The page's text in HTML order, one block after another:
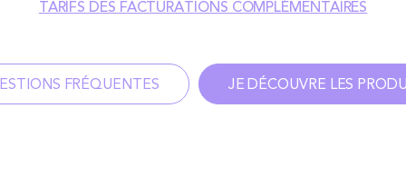
TARIFS DES FACTURATIONS COMPLÉMENTAIRES
FRÉQUENTES JE DÉCOUVRE LES